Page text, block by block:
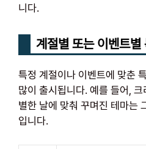
니다.
계절별 또는 이벤트별
특정 계절이나 이벤트에 맞춘
많이 출시됩니다. 예를 들어,
별한 날에 맞춰 꾸며진 테마는
입니다.